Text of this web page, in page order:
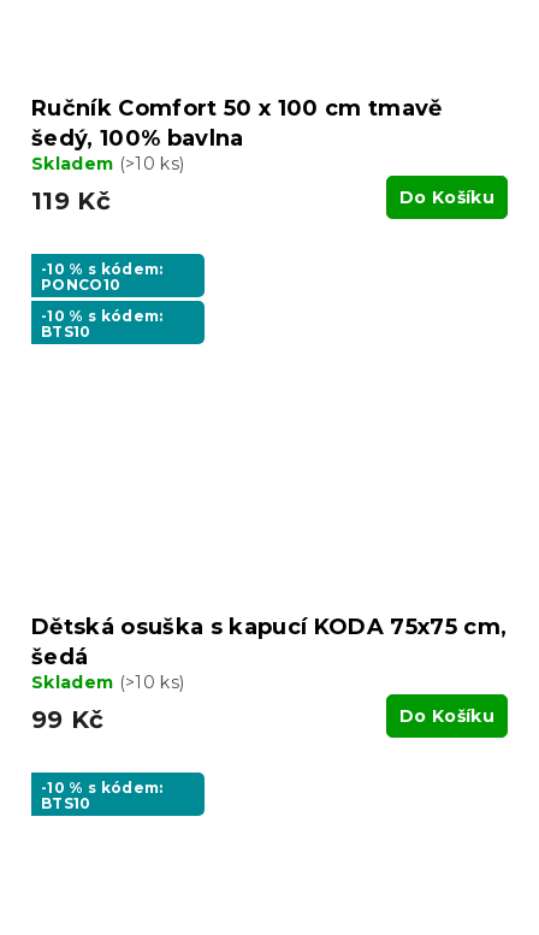
Ručník Comfort 50 x 100 cm tmavě
šedý, 100% bavlna
Skladem (>10 ks)
119 Kč Do Košíku
-10 % s kódem:
PONCO10
-10 % s kódem:
BTS10
Dětská osuška s kapucí KODA 75x75 cm,
šedá
Skladem (>10 ks)
99 Kč Do Košíku
-10 % s kódem:
BTS10